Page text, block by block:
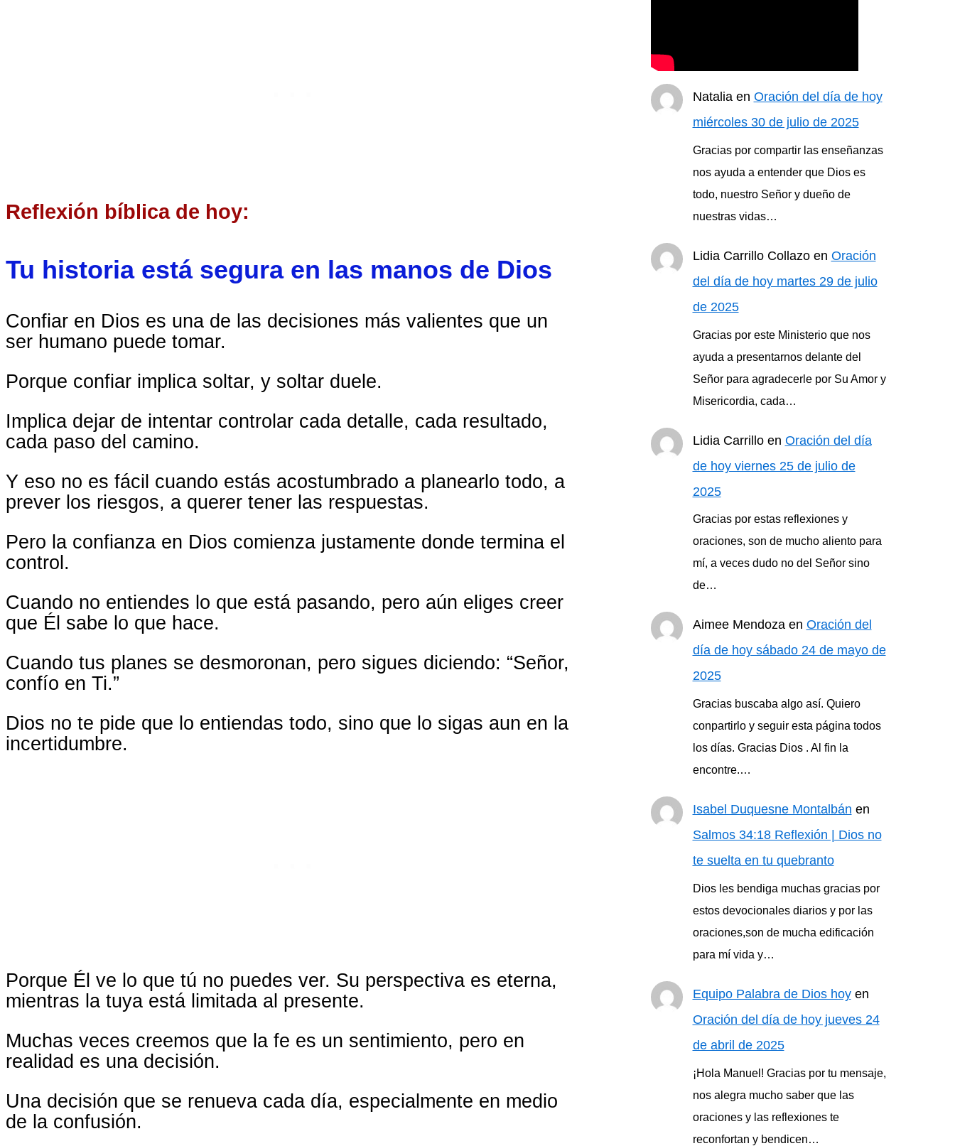
Reflexión bíblica de hoy:
Tu historia está segura en las manos de Dios
Confiar en Dios es una de las decisiones más valientes que un
ser humano puede tomar.
Porque confiar implica soltar, y soltar duele.
Implica dejar de intentar controlar cada detalle, cada resultado,
cada paso del camino.
Y eso no es fácil cuando estás acostumbrado a planearlo todo, a
prever los riesgos, a querer tener las respuestas.
Pero la confianza en Dios comienza justamente donde termina el
control.
Cuando no entiendes lo que está pasando, pero aún eliges creer
que Él sabe lo que hace.
Cuando tus planes se desmoronan, pero sigues diciendo: “Señor,
confío en Ti.”
Dios no te pide que lo entiendas todo, sino que lo sigas aun en la
incertidumbre.
Porque Él ve lo que tú no puedes ver. Su perspectiva es eterna,
mientras la tuya está limitada al presente.
Muchas veces creemos que la fe es un sentimiento, pero en
realidad es una decisión.
Una decisión que se renueva cada día, especialmente en medio
de la confusión.
Nataliaen Oración del día de hoy
miércoles 30 de julio de 2025
Gracias por compartir las enseñanzas
nos ayuda a entender que Dios es
todo, nuestro Señor y dueño de
nuestras vidas…
Lidia Carrillo Collazoen Oración
del día de hoy martes 29 de julio
de 2025
Gracias por este Ministerio que nos
ayuda a presentarnos delante del
Señor para agradecerle por Su Amor y
Misericordia, cada…
Lidia Carrilloen Oración del día
de hoy viernes 25 de julio de
2025
Gracias por estas reflexiones y
oraciones, son de mucho aliento para
mí, a veces dudo no del Señor sino
de…
Aimee Mendozaen Oración del
día de hoy sábado 24 de mayo de
2025
Gracias buscaba algo así. Quiero
conpartirlo y seguir esta página todos
los días. Gracias Dios . Al fin la
encontre.…
Isabel Duquesne Montalbán en
Salmos 34:18 Reflexión | Dios no
te suelta en tu quebranto
Dios les bendiga muchas gracias por
estos devocionales diarios y por las
oraciones,son de mucha edificación
para mí vida y…
Equipo Palabra de Dios hoyen
Oración del día de hoy jueves 24
de abril de 2025
¡Hola Manuel! Gracias por tu mensaje,
nos alegra mucho saber que las
oraciones y las reflexiones te
reconfortan y bendicen…